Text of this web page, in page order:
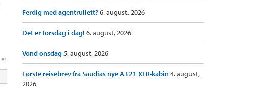
#1
Ferdig med agentrullett?6. august, 2026
Det er torsdag i dag! 6. august, 2026
Vond onsdag5. august, 2026
Første reisebrev fra Saudias nye A321 XLR-kabin4. august,
2026